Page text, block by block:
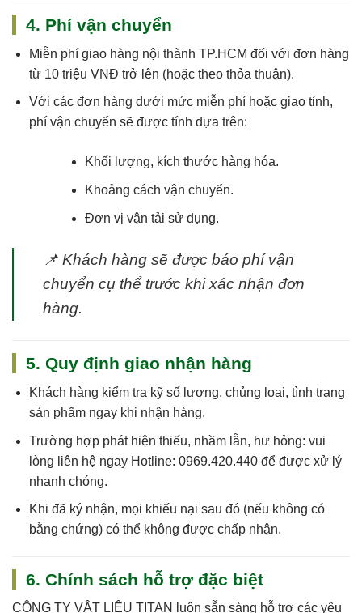
4. Phí vận chuyển
Miễn phí giao hàng nội thành TP.HCM đối với đơn hàng
từ 10 triệu VNĐ trở lên (hoặc theo thỏa thuận).
Với các đơn hàng dưới mức miễn phí hoặc giao tỉnh,
phí vận chuyển sẽ được tính dựa trên:
Khối lượng, kích thước hàng hóa.
Khoảng cách vận chuyển.
Đơn vị vận tải sử dụng.
📌 Khách hàng sẽ được báo phí vận
chuyển cụ thể trước khi xác nhận đơn
hàng.
5. Quy định giao nhận hàng
Khách hàng kiểm tra kỹ số lượng, chủng loại, tình trạng
sản phẩm ngay khi nhận hàng.
Trường hợp phát hiện thiếu, nhầm lẫn, hư hỏng: vui
lòng liên hệ ngay Hotline: 0969.420.440để được xử lý
nhanh chóng.
Khi đã ký nhận, mọi khiếu nại sau đó (nếu không có
bằng chứng) có thể không được chấp nhận.
6. Chính sách hỗ trợ đặc biệt
CÔNG TY VẬT LIỆU TITAN
luôn sẵn sàng hỗ trợ các yêu